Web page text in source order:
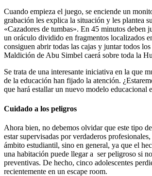
Cuando empieza el juego, se enciende un
grabación les explica la situación y les plantea
«Cazadores de tumbas». En 45 minutos deben
un oráculo dividido en fragmentos localizados
consiguen abrir todas las cajas y juntar todos
Maldición de Abu Simbel caerá sobre toda la
Se trata de una interesante iniciativa en la que
de la educación han fijado la atención.
que hará estallar un nuevo modelo educacional
Cuidado a los peligros
Ahora bien, no debemos olvidar que este tipo
estar supervisadas por verdaderos
ámbito estudiantil, sino en general, ya que el
una habitación puede llegar a ser peligroso si
preventivas. De hecho, cinco adolescentes
recientemente en un escape room.